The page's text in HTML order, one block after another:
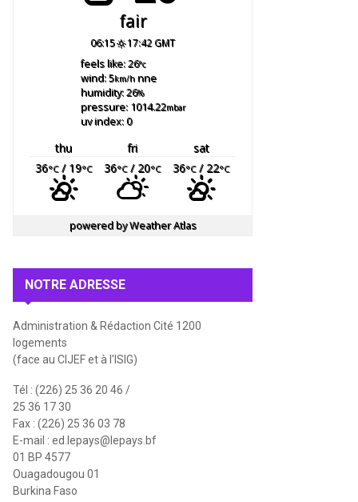
fair
06:15 17:42 GMT
feels like: 26°c
wind: 5km/hnne
humidity: 26%
pressure: 1014.22mbar
uv index: 0
thu fri
sat
36°C/ 19°C 36°C/ 20°C 36°C/ 22°C
powered byWeather Atlas
NOTRE ADRESSE
Administration & Rédaction Cité 1200
logements
(face au CIJEF et à l'ISIG)
Tél : (226) 25 36 20 46 /
25 36 17 30
Fax : (226) 25 36 03 78
E-mail : ed.lepays@lepays.bf
01 BP 4577
Ouagadougou 01
Burkina Faso